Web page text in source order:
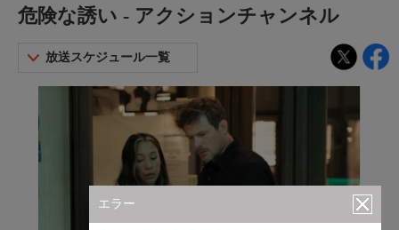
エラー
危険な誘い - アクションチャンネル
放送スケジュール一覧